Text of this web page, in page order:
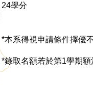
24學分
*本系得視申請條件擇優
*錄取名額若於第1學期額